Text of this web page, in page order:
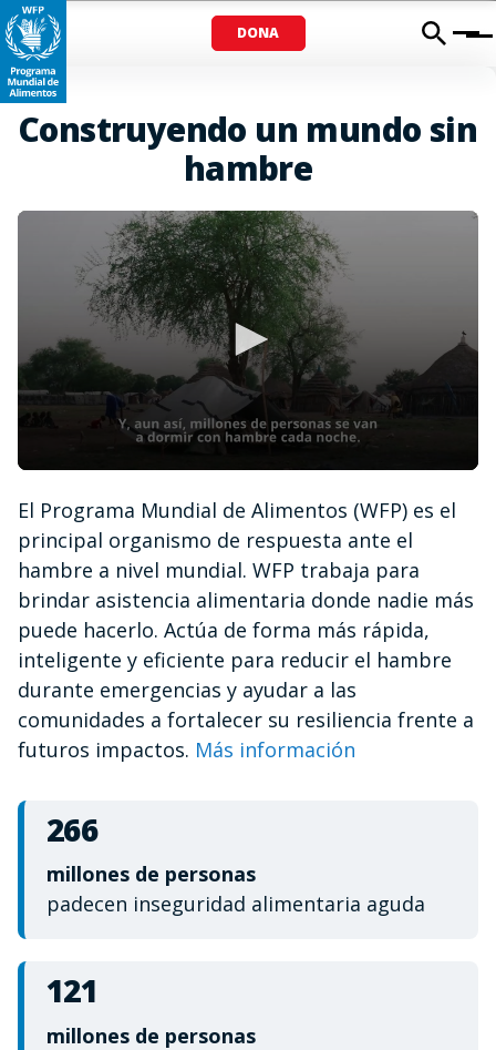
DONA Menu
Construyendo un mundo sin
hambre
of
minute,
12
seconds
El Programa Mundial de Alimentos (WFP) es el
principal organismo de respuesta ante el
hambre a nivel mundial. WFP trabaja para
brindar asistencia alimentaria donde nadie más
puede hacerlo. Actúa de forma más rápida,
inteligente y eficiente para reducir el hambre
durante emergencias y ayudar a las
comunidades a fortalecer su resiliencia frente a
futuros impactos. Más información
266
millones de personas
padecen inseguridad alimentaria aguda
121
millones de personas